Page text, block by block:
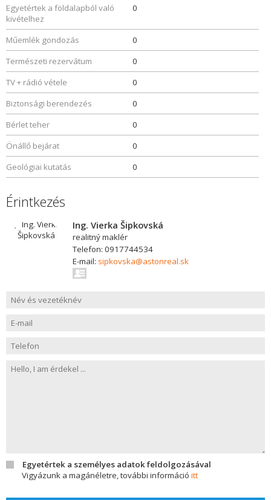
Egyetértek a földalapból való
kivételhez
0
Műemlék gondozás
0
Természeti rezervátum
0
TV + rádió vétele
0
Biztonsági berendezés
0
Bérlet teher
0
Önállő bejárat
0
Geológiai kutatás
0
Érintkezés
Ing. Vierka Šipkovská
realitný maklér
Telefon: 0917744534
E-mail: sipkovska@astonreal.sk
Egyetértek a személyes adatok feldolgozásával
Vigyázunk a magánéletre, további információ itt